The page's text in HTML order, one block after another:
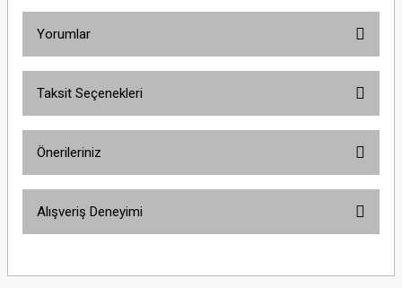
Yorumlar
Taksit Seçenekleri
Önerileriniz
yetersiz gördüğünüz noktaları öneri formunu kullanarak tarafımıza
Alışveriş Deneyimi